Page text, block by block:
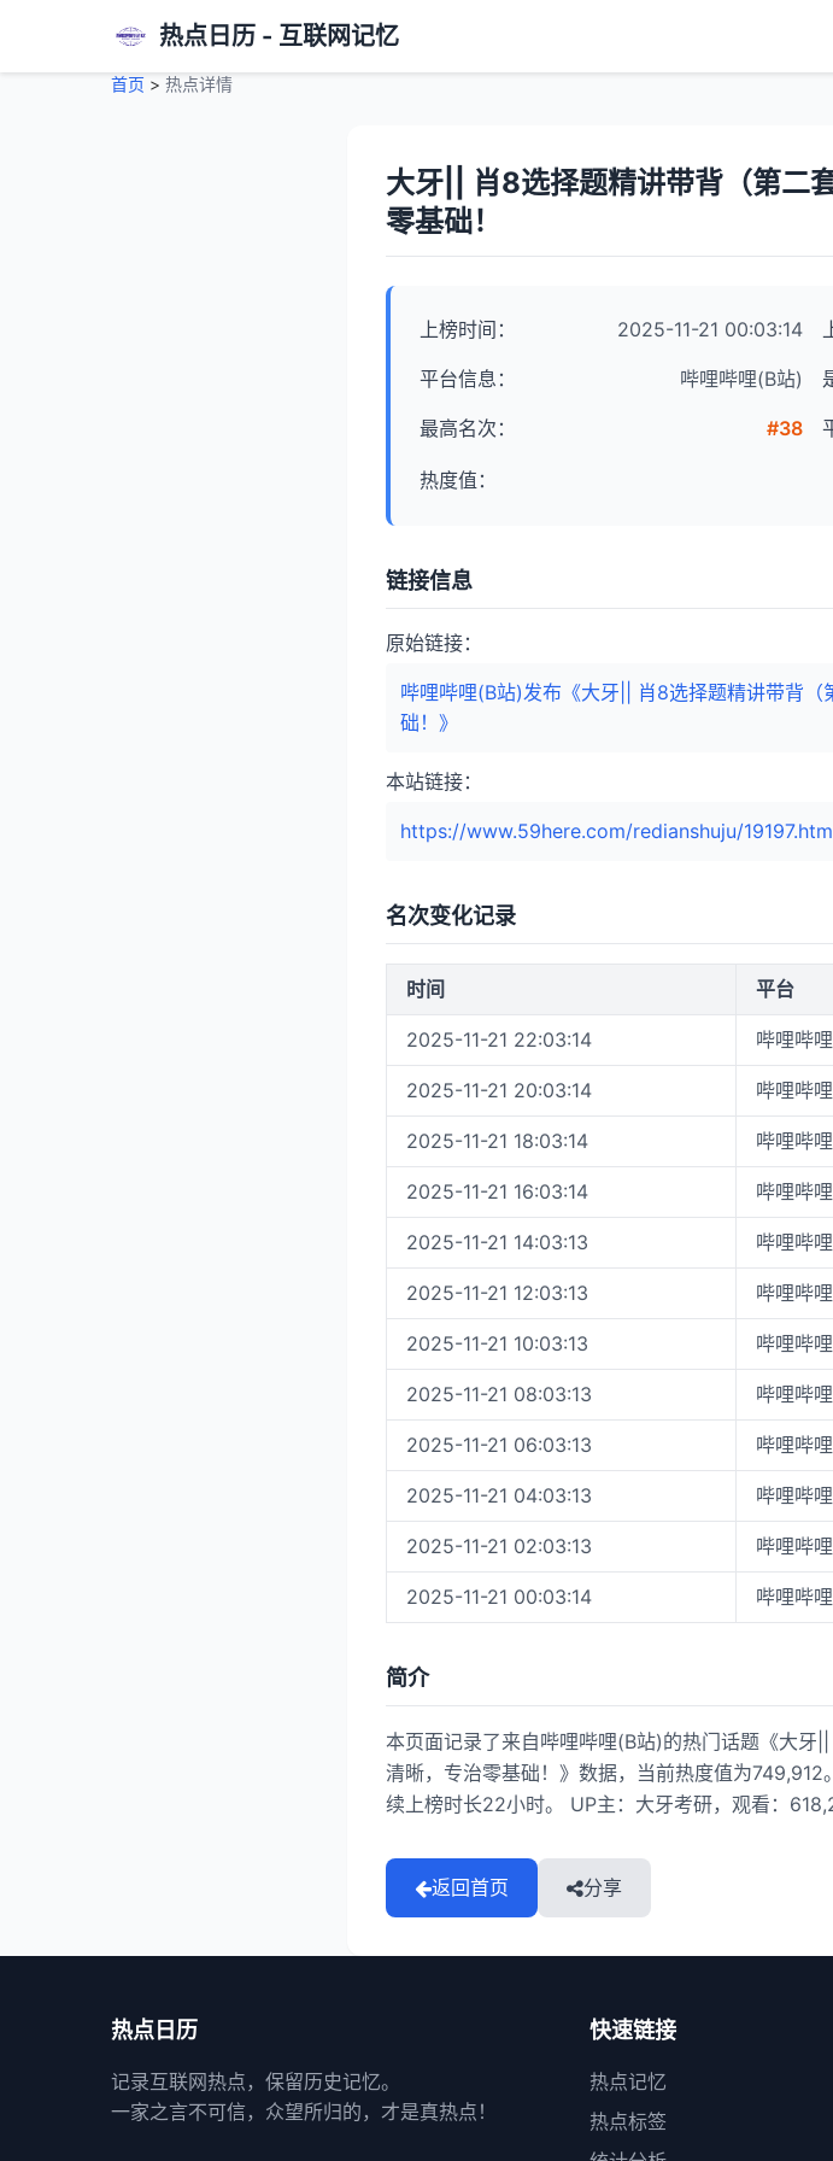
热点日历 - 互联网记忆
首页 > 热点详情
大牙|| 肖8选择题精讲带背（第二
零基础！
上榜时间： 2025-11-21 00:03:14
平台信息： 哔哩哔哩(B站)
最高名次： #38
热度值：
链接信息
原始链接：
哔哩哔哩(B站)发布《大牙|| 肖8选择题精讲带背
础！》
本站链接：
https://www.59here.com/redianshuju/
名次变化记录
时间 平台
2025-11-21 22:03:14 哔哩哔
2025-11-21 20:03:14 哔哩哔
2025-11-21 18:03:14 哔哩哔
2025-11-21 16:03:14 哔哩哔
2025-11-21 14:03:13 哔哩哔
2025-11-21 12:03:13 哔哩哔
2025-11-21 10:03:13 哔哩哔
2025-11-21 08:03:13 哔哩哔
2025-11-21 06:03:13 哔哩哔
2025-11-21 04:03:13 哔哩哔
2025-11-21 02:03:13 哔哩哔
2025-11-21 00:03:14 哔哩哔
简介
本页面记录了来自哔哩哔哩(B站)的热门话题《大牙
清晰，专治零基础！》数据，当前热度值为
续上榜时长22小时。 UP主：大牙考研，观看：
返回首页 分享
热点日历
记录互联网热点，保留历史记忆。
一家之言不可信，众望所归的，才是真热点！
快速链接
热点记忆
热点标签